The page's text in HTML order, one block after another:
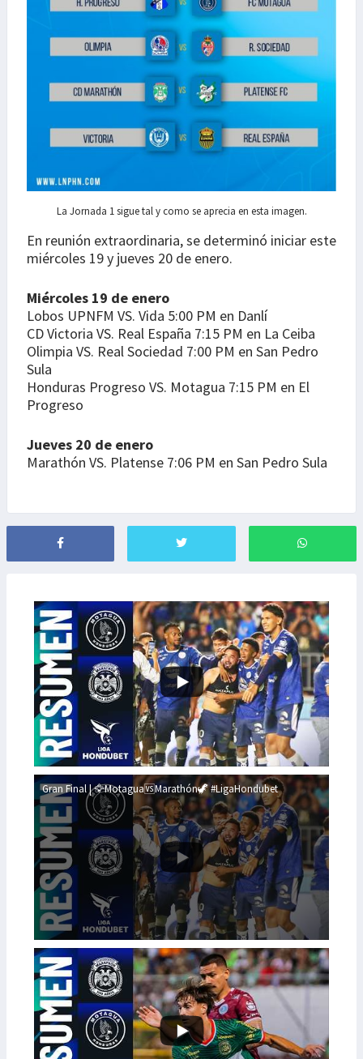
La Jornada 1 sigue tal y como se aprecia en esta imagen.
En reunión extraordinaria, se determinó iniciar este
miércoles 19 y jueves 20 de enero.
Miércoles 19 de enero
Lobos UPNFM VS. Vida 5:00 PM en Danlí
CD Victoria VS. Real España 7:15 PM en La Ceiba
Olimpia VS. Real Sociedad 7:00 PM en San Pedro
Sula
Honduras Progreso VS. Motagua 7:15 PM en El
Progreso
Jueves 20 de enero
Marathón VS. Platense 7:06 PM en San Pedro Sula
Gran Final | 🦅Motagua🆚Marathón🦖 #LigaHondubet